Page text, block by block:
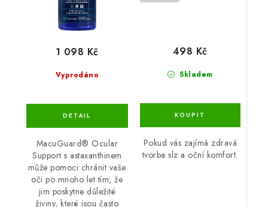
Vyprodáno
1 098 Kč
MacuGuard® Ocular
Support s astaxanthinem
může pomoci chránit vaše
oči po mnoho let tím, že
jim poskytne důležité
živiny, které jsou často
Skladem
498 Kč
Pokud vás zajímá zdravá
tvorba slz a oční komfort.